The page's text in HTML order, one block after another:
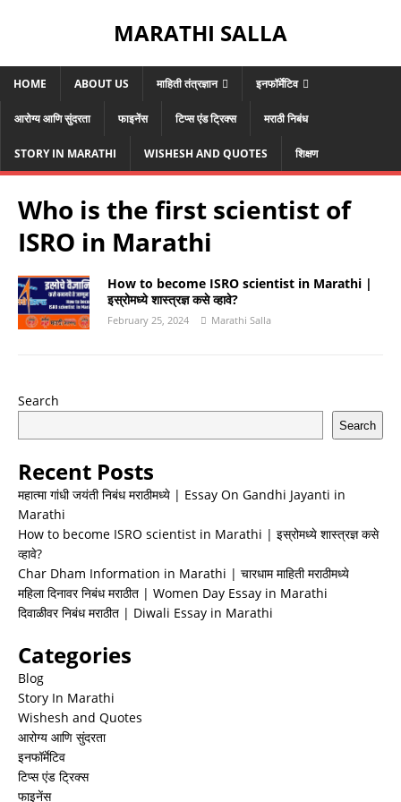
MARATHI SALLA
HOME ABOUT US माहिती तंत्रज्ञान इनफॉर्मेटिव
आरोग्य आणि सुंदरता फाइनेंस टिप्स एंड ट्रिक्स मराठी निबंध
STORY IN MARATHI WISHESH AND QUOTES शिक्षण
Who is the first scientist of
ISRO in Marathi
How to become ISRO scientist in Marathi |
इस्रोमध्ये शास्त्रज्ञ कसे व्हावे?
February 25, 2024 Marathi Salla
Search
Search
Recent Posts
महात्मा गांधी जयंती निबंध मराठीमध्ये | Essay On Gandhi Jayanti in
Marathi
How to become ISRO scientist in Marathi | इस्रोमध्ये शास्त्रज्ञ कसे
व्हावे?
Char Dham Information in Marathi | चारधाम माहिती मराठीमध्ये
महिला दिनावर निबंध मराठीत | Women Day Essay in Marathi
दिवाळीवर निबंध मराठीत | Diwali Essay in Marathi
Categories
Blog
Story In Marathi
Wishesh and Quotes
आरोग्य आणि सुंदरता
इनफॉर्मेटिव
टिप्स एंड ट्रिक्स
फाइनेंस